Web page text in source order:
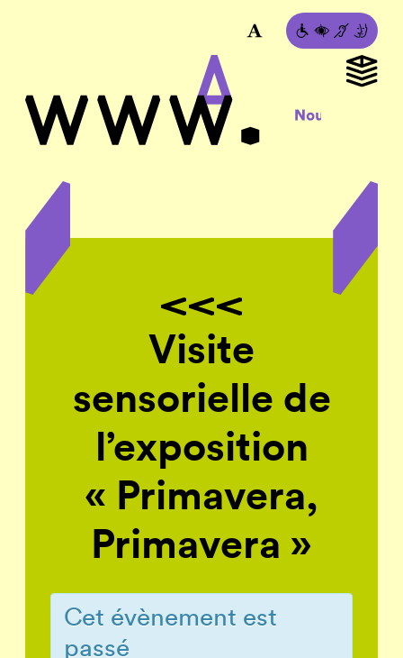
Visite
sensorielle de
l’exposition
« Primavera,
Primavera »
Cet évènement est
passé